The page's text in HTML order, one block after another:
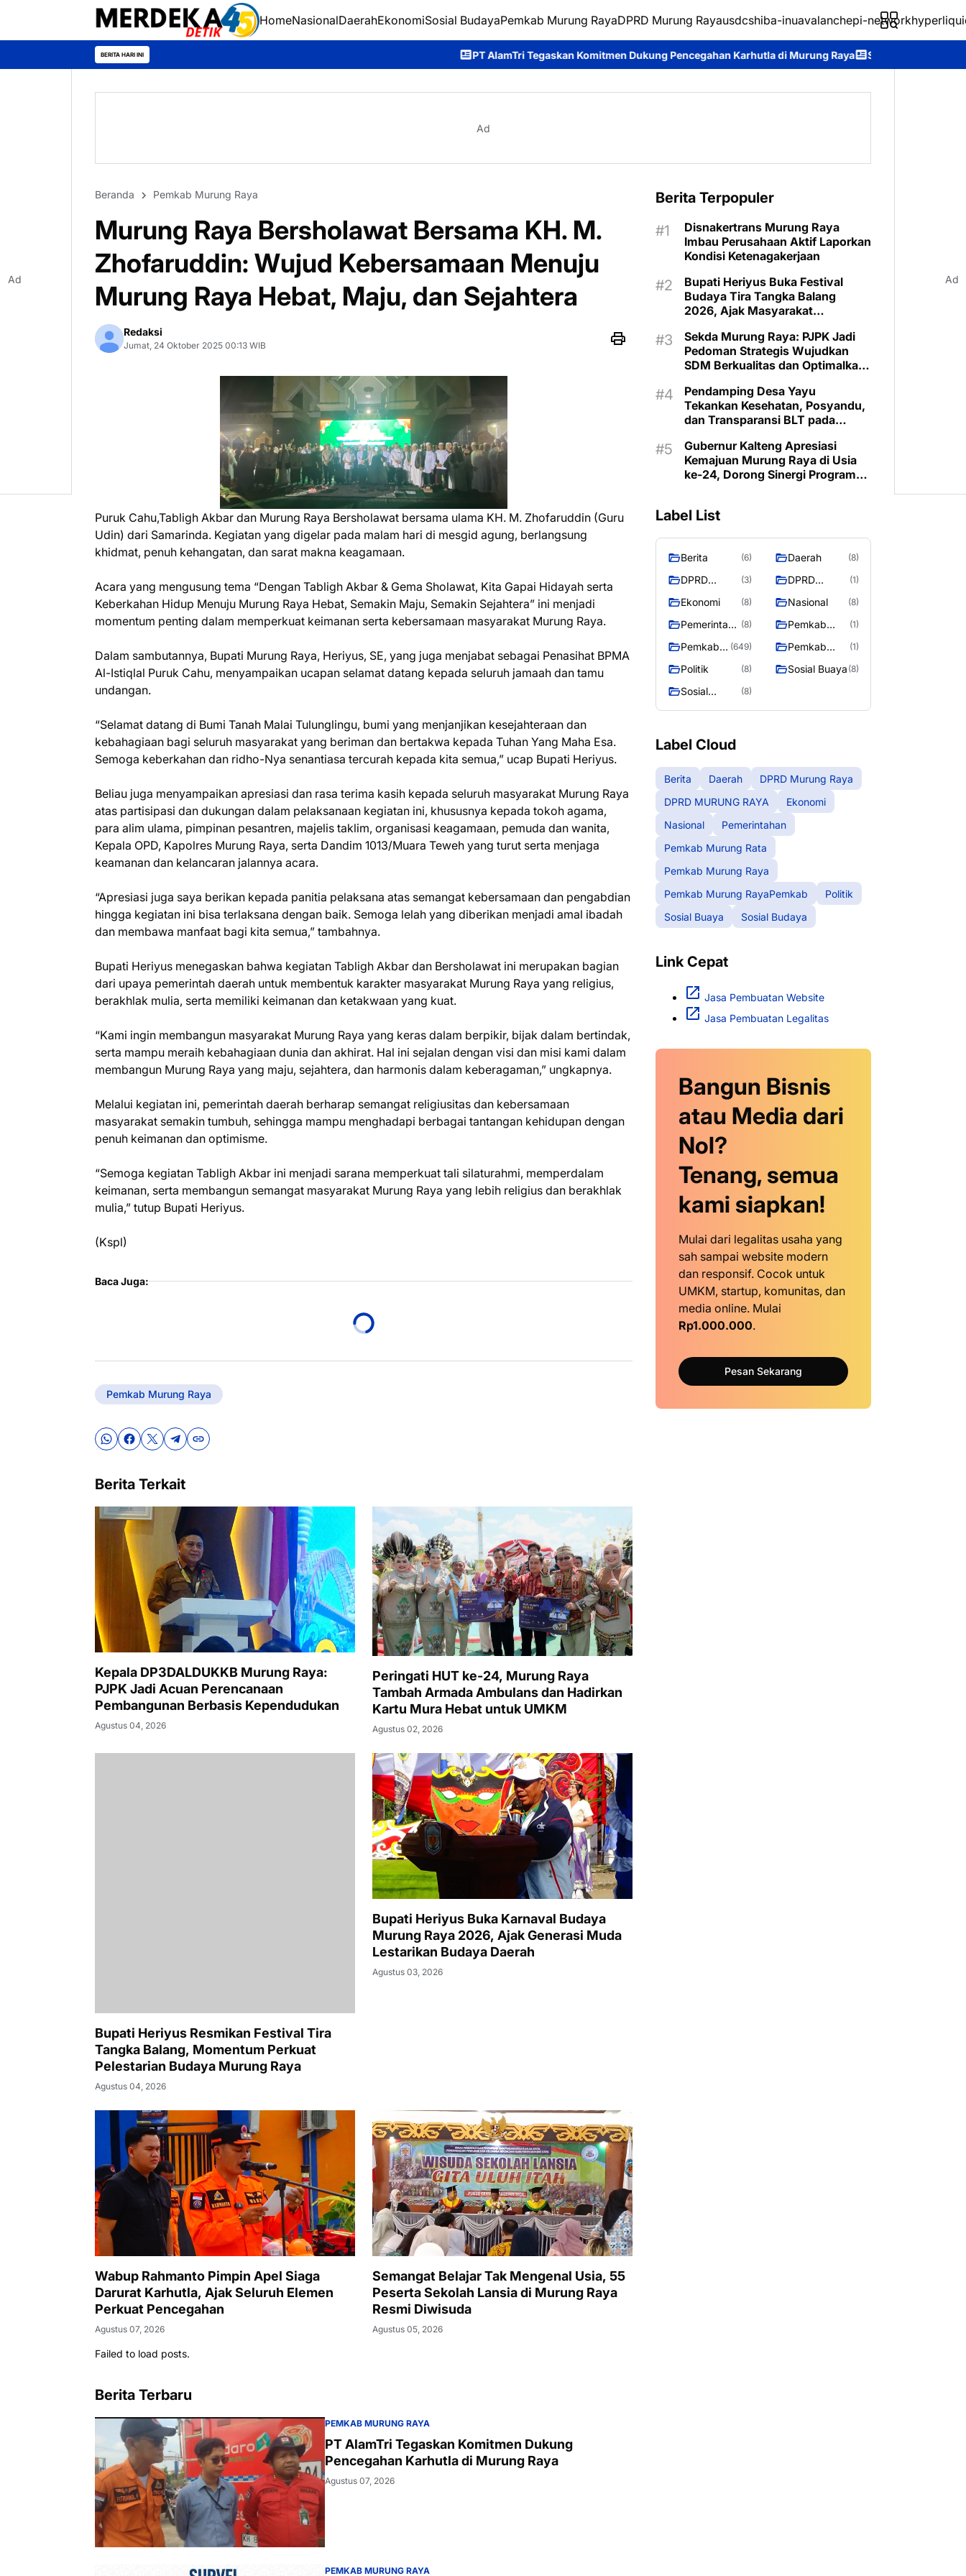
HomeNasionalDaerahEkonomiSosial BudayaPemkab Murung RayaDPRD Murung Rayausdcshiba-inuavalanchepi-network
BERITA HARI INI PT AlamTri Tegaskan Komitmen Dukung Pencegahan Karhutla di Murung Raya Survei Kepuasan Masyarakat Buktikan
Ad
Beranda Pemkab Murung Raya
Murung Raya Bersholawat Bersama KH. M.
Zhofaruddin: Wujud Kebersamaan Menuju
Murung Raya Hebat, Maju, dan Sejahtera
Redaksi
Jumat, 24 Oktober 2025 00:13 WIB
Puruk Cahu,Tabligh Akbar dan Murung Raya Bersholawat bersama ulama KH. M. Zhofaruddin (Guru
Udin) dari Samarinda. Kegiatan yang digelar pada malam hari di mesgid agung, berlangsung
khidmat, penuh kehangatan, dan sarat makna keagamaan.
Acara yang mengusung tema “Dengan Tabligh Akbar & Gema Sholawat, Kita Gapai Hidayah serta
Keberkahan Hidup Menuju Murung Raya Hebat, Semakin Maju, Semakin Sejahtera” ini menjadi
momentum penting dalam memperkuat keimanan serta kebersamaan masyarakat Murung Raya.
Dalam sambutannya, Bupati Murung Raya, Heriyus, SE, yang juga menjabat sebagai Penasihat BPMA
Al-Istiqlal Puruk Cahu, menyampaikan ucapan selamat datang kepada seluruh jamaah dan tamu
undangan.
“Selamat datang di Bumi Tanah Malai Tulunglingu, bumi yang menjanjikan kesejahteraan dan
kebahagiaan bagi seluruh masyarakat yang beriman dan bertakwa kepada Tuhan Yang Maha Esa.
Semoga keberkahan dan ridho-Nya senantiasa tercurah kepada kita semua,” ucap Bupati Heriyus.
Beliau juga menyampaikan apresiasi dan rasa terima kasih kepada seluruh masyarakat Murung Raya
atas partisipasi dan dukungan dalam pelaksanaan kegiatan ini, khususnya kepada tokoh agama,
para alim ulama, pimpinan pesantren, majelis taklim, organisasi keagamaan, pemuda dan wanita,
Kepala OPD, Kapolres Murung Raya, serta Dandim 1013/Muara Teweh yang turut serta menjaga
keamanan dan kelancaran jalannya acara.
“Apresiasi juga saya berikan kepada panitia pelaksana atas semangat kebersamaan dan pengabdian
hingga kegiatan ini bisa terlaksana dengan baik. Semoga lelah yang diberikan menjadi amal ibadah
dan membawa manfaat bagi kita semua,” tambahnya.
Bupati Heriyus menegaskan bahwa kegiatan Tabligh Akbar dan Bersholawat ini merupakan bagian
dari upaya pemerintah daerah untuk membentuk karakter masyarakat Murung Raya yang religius,
berakhlak mulia, serta memiliki keimanan dan ketakwaan yang kuat.
“Kami ingin membangun masyarakat Murung Raya yang keras dalam berpikir, bijak dalam bertindak,
serta mampu meraih kebahagiaan dunia dan akhirat. Hal ini sejalan dengan visi dan misi kami dalam
membangun Murung Raya yang maju, sejahtera, dan harmonis dalam keberagaman,” ungkapnya.
Melalui kegiatan ini, pemerintah daerah berharap semangat religiusitas dan kebersamaan
masyarakat semakin tumbuh, sehingga mampu menghadapi berbagai tantangan kehidupan dengan
penuh keimanan dan optimisme.
“Semoga kegiatan Tabligh Akbar ini menjadi sarana memperkuat tali silaturahmi, memperdalam
keimanan, serta membangun semangat masyarakat Murung Raya yang lebih religius dan berakhlak
mulia,” tutup Bupati Heriyus.
(Kspl)
Baca Juga:
Pemkab Murung Raya
Berita Terkait
Kepala DP3DALDUKKB Murung Raya:
PJPK Jadi Acuan Perencanaan
Pembangunan Berbasis Kependudukan
Agustus 04, 2026
Peringati HUT ke-24, Murung Raya
Tambah Armada Ambulans dan Hadirkan
Kartu Mura Hebat untuk UMKM
Agustus 02, 2026
Bupati Heriyus Resmikan Festival Tira
Tangka Balang, Momentum Perkuat
Pelestarian Budaya Murung Raya
Agustus 04, 2026
Bupati Heriyus Buka Karnaval Budaya
Murung Raya 2026, Ajak Generasi Muda
Lestarikan Budaya Daerah
Agustus 03, 2026
Wabup Rahmanto Pimpin Apel Siaga
Darurat Karhutla, Ajak Seluruh Elemen
Perkuat Pencegahan
Agustus 07, 2026
Semangat Belajar Tak Mengenal Usia, 55
Peserta Sekolah Lansia di Murung Raya
Resmi Diwisuda
Agustus 05, 2026
Failed to load posts.
Berita Terbaru
PEMKAB MURUNG RAYA
PT AlamTri Tegaskan Komitmen Dukung
Pencegahan Karhutla di Murung Raya
Agustus 07, 2026
PEMKAB MURUNG RAYA
Berita Terpopuler
Disnakertrans Murung Raya
Imbau Perusahaan Aktif Laporkan
Kondisi Ketenagakerjaan
Bupati Heriyus Buka Festival
Budaya Tira Tangka Balang
2026, Ajak Masyarakat
Sekda Murung Raya: PJPK Jadi
Pedoman Strategis Wujudkan
SDM Berkualitas dan Optimalkan
Pendamping Desa Yayu
Tekankan Kesehatan, Posyandu,
dan Transparansi BLT pada
Gubernur Kalteng Apresiasi
Kemajuan Murung Raya di Usia
ke-24, Dorong Sinergi Program
Label List
Berita (6) Daerah (8)
DPRD
Raya
(3)
DPRD
RAYA
(1)
Ekonomi (8) Nasional (8)
Pemerintaha (8)
Pemkab
(1)
Pemkab
Raya
(649)
Pemkab
RayaPemka
(1)
Politik (8) Sosial Buaya (8)
Sosial
(8)
Label Cloud
Berita Daerah
DPRD Murung Raya
DPRD MURUNG RAYA
Ekonomi
Nasional
Pemerintahan
Pemkab Murung Rata
Pemkab Murung Raya
Pemkab Murung RayaPemkab
Politik
Sosial Buaya
Sosial Budaya
Link Cepat
Jasa Pembuatan Website
Jasa Pembuatan Legalitas
Bangun Bisnis
atau Media dari
Nol?
Tenang, semua
kami siapkan!
Mulai dari legalitas usaha yang
sah sampai website modern
dan responsif. Cocok untuk
UMKM, startup, komunitas, dan
media online. Mulai
Rp1.000.000.
Pesan Sekarang
Ad Ad